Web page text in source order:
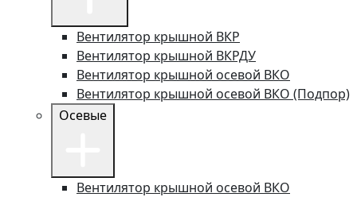
Вентилятор крышной ВКР
Вентилятор крышной ВКРДУ
Вентилятор крышной осевой ВКО
Вентилятор крышной осевой ВКО (Подпор)
Осевые
Вентилятор крышной осевой ВКО